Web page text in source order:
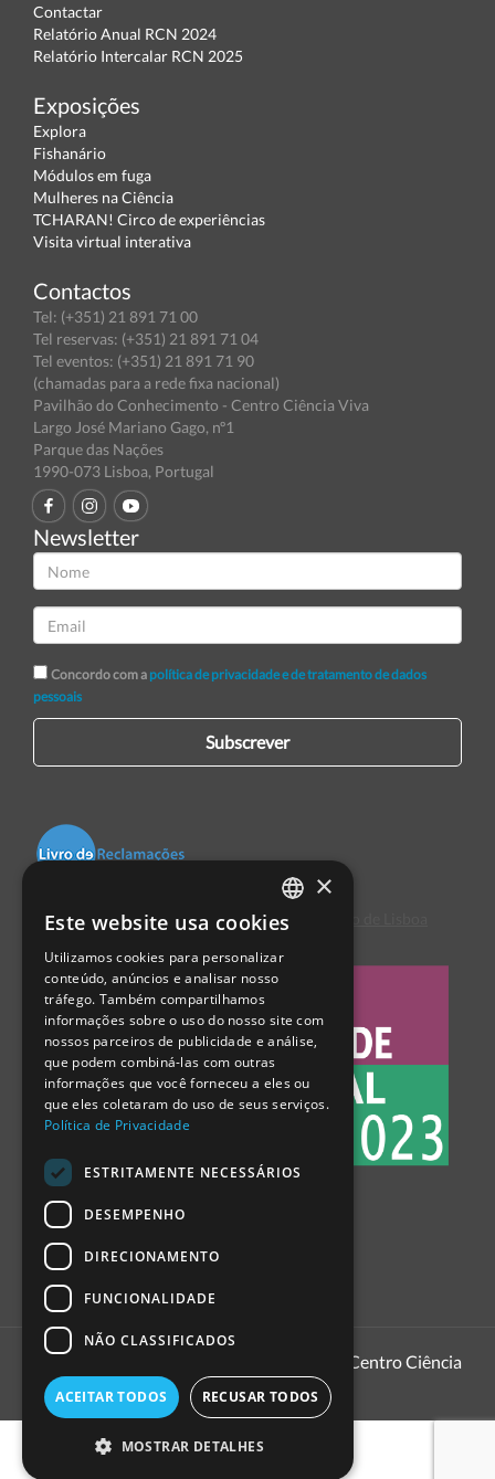
Contactar
Relatório Anual RCN 2024
Relatório Intercalar RCN 2025
Exposições
Explora
Fishanário
Módulos em fuga
Mulheres na Ciência
TCHARAN! Circo de experiências
Visita virtual interativa
Contactos
Tel: (+351) 21 891 71 00
Tel reservas: (+351) 21 891 71 04
Tel eventos: (+351) 21 891 71 90
(chamadas para a rede fixa nacional)
Pavilhão do Conhecimento - Centro Ciência Viva
Largo José Mariano Gago, nº1
Parque das Nações
1990-073 Lisboa, Portugal
Newsletter
Concordo com a política de privacidade e de tratamento de dados
pessoais
Subscrever
Centro de Arbitragem de Conflitos de Consumo de Lisboa
1999 - 2026
Pavilhão do Conhecimento | Centro Ciência
PORTUGUESE
ENGLISH
SPANISH
×
Este website usa cookies
Utilizamos cookies para personalizar
conteúdo, anúncios e analisar nosso
tráfego. Também compartilhamos
informações sobre o uso do nosso site com
nossos parceiros de publicidade e análise,
que podem combiná-las com outras
informações que você forneceu a eles ou
que eles coletaram do uso de seus serviços.
Política de Privacidade
ESTRITAMENTE NECESSÁRIOS
DESEMPENHO
DIRECIONAMENTO
FUNCIONALIDADE
NÃO CLASSIFICADOS
ACEITAR TODOS RECUSAR TODOS
MOSTRAR DETALHES